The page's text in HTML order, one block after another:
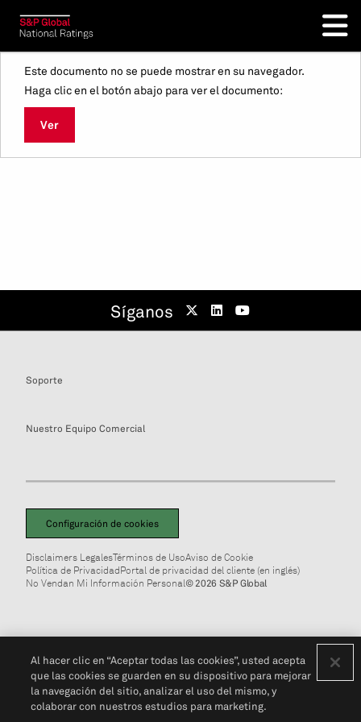
Este documento no se puede mostrar en su navegador.
Haga clic en el botón abajo para ver el documento:
Ver
Síganos
Soporte
Nuestro Equipo Comercial
Configuración de cookies
Disclaimers LegalesTérminos de UsoAviso de Cookie
Política de PrivacidadPortal de privacidad del cliente (en inglés)
No Vendan Mi Información Personal© 2026 S&P Global
Al hacer clic en “Aceptar todas las cookies”, usted acepta
que las cookies se guarden en su dispositivo para mejorar
la navegación del sitio, analizar el uso del mismo, y
colaborar con nuestros estudios para marketing.